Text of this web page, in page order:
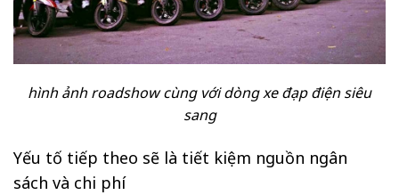
hình ảnh roadshow cùng với dòng xe đạp điện siêu
sang
Yếu tố tiếp theo sẽ là tiết kiệm nguồn ngân
sách và chi phí